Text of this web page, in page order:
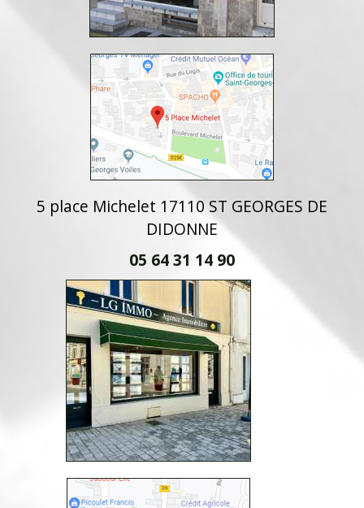
5 place Michelet 17110 ST GEORGES DE
DIDONNE
05 64 31 14 90